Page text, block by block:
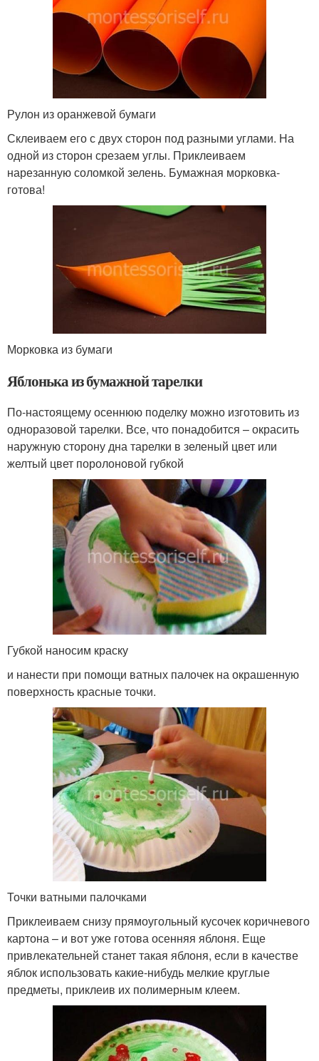
Рулон из оранжевой бумаги
Склеиваем его с двух сторон под разными углами. На
одной из сторон срезаем углы. Приклеиваем
нарезанную соломкой зелень. Бумажная морковка-
готова!
Морковка из бумаги
Яблонька из бумажной тарелки
По-настоящему осеннюю поделку можно изготовить из
одноразовой тарелки. Все, что понадобится – окрасить
наружную сторону дна тарелки в зеленый цвет или
желтый цвет поролоновой губкой
Губкой наносим краску
и нанести при помощи ватных палочек на окрашенную
поверхность красные точки.
Точки ватными палочками
Приклеиваем снизу прямоугольный кусочек коричневого
картона – и вот уже готова осенняя яблоня. Еще
привлекательней станет такая яблоня, если в качестве
яблок использовать какие-нибудь мелкие круглые
предметы, приклеив их полимерным клеем.